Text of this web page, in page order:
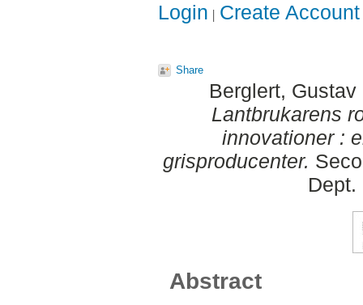
Login Create Account
Share
Berglert, Gustav
Lantbrukarens
innovationer :
grisproducenter.
Abstract